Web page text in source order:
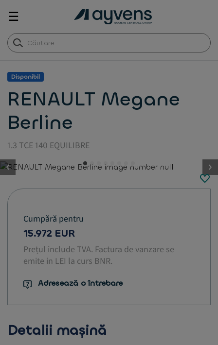
☰
Disponibil
RENAULT Megane
Berline
1.3 TCE 140 EQUILIBRE
button.previous
Cumpără pentru
15.972 EUR
Prețul include TVA. Factura de vanzare se
emite in LEI la curs BNR.
Adresează o întrebare
Detalii mașină